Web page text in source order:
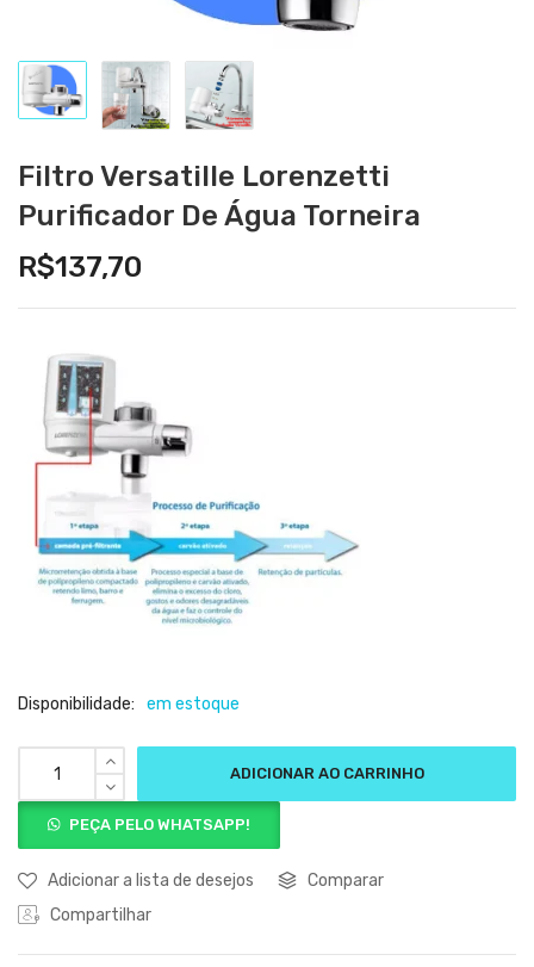
Filtro Versatille Lorenzetti
Purificador De Água Torneira
R$137,70
Disponibilidade: em estoque
ADICIONAR AO CARRINHO
PEÇA PELO WHATSAPP!
Adicionar a lista de desejos
Comparar
Compartilhar